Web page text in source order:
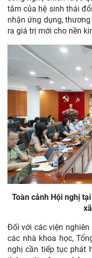
tâm của hệ sinh thái
nhận ứng dụng,
ra giá trị mới cho nền
Toàn cảnh Hội nghị
Đối với các viện
các nhà khoa học,
nghị cần tiếp tục phát